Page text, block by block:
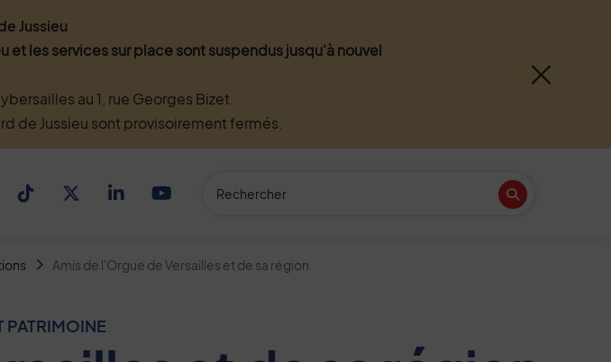
Jussieu
et les services sur place sont suspendus jusqu'à nouvel
au 1, rue Georges Bizet.
de Jussieu sont provisoirement fermés.
TikTokTwitter
LinkedinYoutube
Recherche
Amis de l'Orgue de Versailles et de sa région
PATRIMOINE